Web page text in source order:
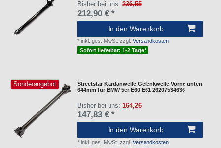
Bisher bei uns:236,55
212,90 € *
In den Warenkorb
*inkl. ges. MwSt. zzgl.Versandkosten
Sofort lieferbar: 1-2 Tage*
Sonderangebot
Streetstar Kardanwelle Gelenkwelle Vorne unten
644mm für BMW 5er E60 E61 26207534636
Bisher bei uns:164,26
147,83 € *
In den Warenkorb
*inkl. ges. MwSt. zzgl.Versandkosten